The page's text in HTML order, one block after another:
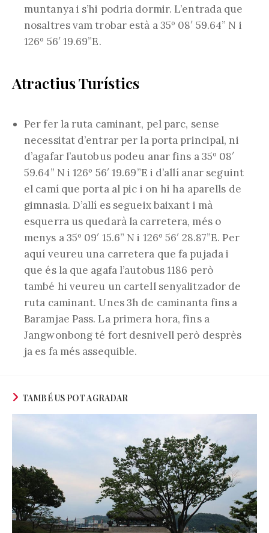
muntanya i s’hi podria dormir. L’entrada que
nosaltres vam trobar està a 35º 08′ 59.64” N i
126º 56′ 19.69”E.
Atractius Turístics
Per fer la ruta caminant, pel parc, sense
necessitat d’entrar per la porta principal, ni
d’agafar l’autobus podeu anar fins a 35º 08′
59.64” N i 126º 56′ 19.69”E i d’allí anar seguint
el camí que porta al pic i on hi ha aparells de
gimnasia. D’allí es segueix baixant i mà
esquerra us quedarà la carretera, més o
menys a 35º 09′ 15.6” N i 126º 56′ 28.87”E. Per
aquí veureu una carretera que fa pujada i
que és la que agafa l’autobus 1186 però
també hi veureu un cartell senyalitzador de
ruta caminant. Unes 3h de caminanta fins a
Baramjae Pass. La primera hora, fins a
Jangwonbong té fort desnivell però desprès
ja es fa més assequible.
TAMBÉ US POT AGRADAR